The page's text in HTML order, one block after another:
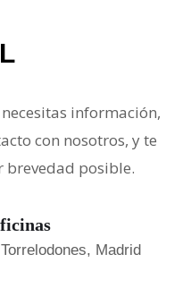
información,
con nosotros, y te
brevedad posible.
Madrid